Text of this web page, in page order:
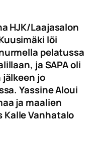
HJK/Laajasalon
löi
pelatussa
ja SAPA oli
jo
Yassine Aloui
ja maalien
Kalle Vanhatalo